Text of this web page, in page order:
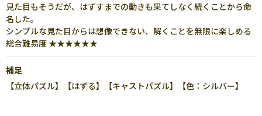
見た目もそうだが、はずすまでの動きも果てしなく続くことから命
名した。
シンプルな見た目からは想像できない、解くことを無限に楽しめる
総合難易度 ★★★★★★
補足
【立体パズル】【はずる】【キャストパズル】【色：シルバー】